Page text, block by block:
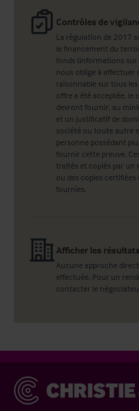
Contrôles de
La régulation de 2017
le financement du
fonds (informations sur
nous oblige à effectuer
raisonnable sur tous
offre a été acceptée, le
devront fournir, au
et un justificatif de
société ou toute autre
personne possédant
fournir cette preuve.
traités et copiés par un
ou des copies
fournies.
Afficher les résultats
Aucune approche
effectuée. Pour un
contacter le
Christie & Co